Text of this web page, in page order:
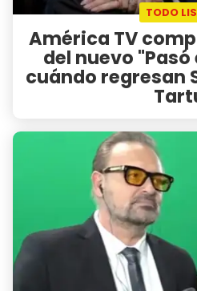
TODO
América TV
del nuevo
cuándo regresan